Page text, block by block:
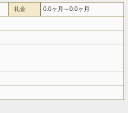
礼金
0.0ヶ月～0.0ヶ月